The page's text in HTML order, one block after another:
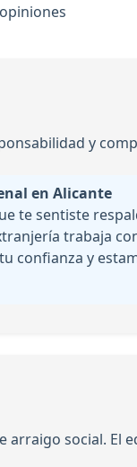
y
en Alicante
te sentiste
trabaja
confianza y
social. El